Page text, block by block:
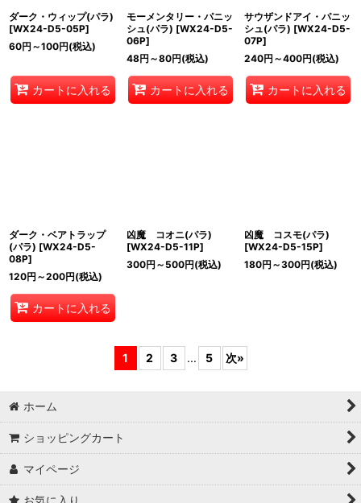
ダーク・ウィップ(パラ)
[WX24-D5-05P]
60円 ～100円(税込)
カートに入れる
モーメンタリー・パニッ
シュ(パラ) [WX24-D5-
06P]
48円 ～80円(税込)
カートに入れる
サウザンドアイ・パニッ
シュ(パラ) [WX24-D5-
07P]
240円 ～400円(税込)
カートに入れる
ダーク・ベアトラップ
(パラ) [WX24-D5-
08P]
120円 ～200円(税込)
カートに入れる
凶魔 コオニ(パラ)
[WX24-D5-11P]
300円 ～500円(税込)
凶魔 コスモ(パラ)
[WX24-D5-15P]
180円 ～300円(税込)
1 2 3 ... 5 次»
ホーム
ショッピングカート
マイページ
お気に入り